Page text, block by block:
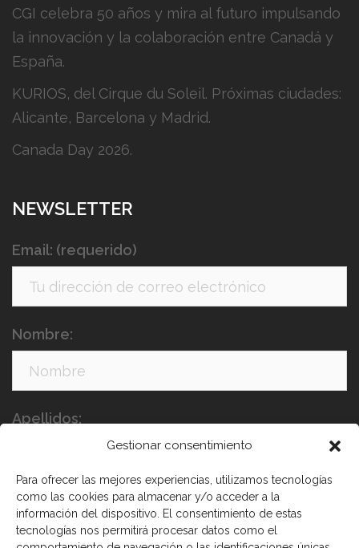
Gestionar consentimiento
Para ofrecer las mejores experiencias, utilizamos tecnologías
como las cookies para almacenar y/o acceder a la
información del dispositivo. El consentimiento de estas
tecnologías nos permitirá procesar datos como el
CGI celebra 50 años y mira al futuro impulsando
la innovación y la colaboración entre Canadá y
España.
KURIOS, del Cirque du Soleil. Próximas ciudades:
Alicante, Barcelona y Madrid.
Canada Day 2026.
NEWSLETTER
Email: (requerido)
Nombre:
Apellidos: